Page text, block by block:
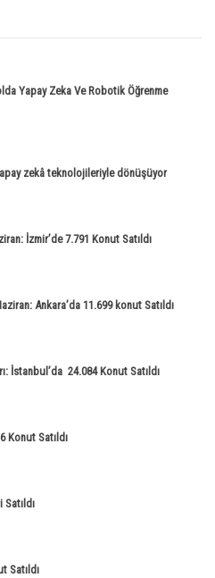
Yapay Zeka Ve Robotik Öğrenme
zekâ teknolojileriyle dönüşüyor
İzmir’de 7.791 Konut Satıldı
Ankara’da 11.699 konut Satıldı
İstanbul’da 24.084 Konut Satıldı
Konut Satıldı
Satıldı
Satıldı